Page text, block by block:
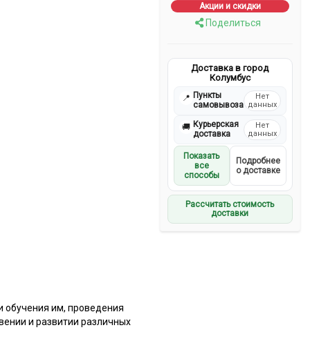
Акции и скидки
Поделиться
Доставка в город
Колумбус
📍 Пункты
самовывоза
Нет
данных
🚚 Курьерская
доставка
Нет
данных
Показать
все
способы
Подробнее
о доставке
Рассчитать стоимость
доставки
обучения им, проведения
и развитии различных